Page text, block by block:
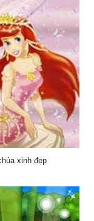
xinh đẹp